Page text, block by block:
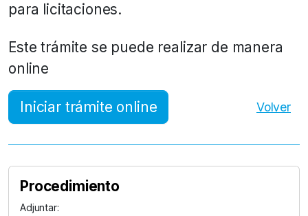
para licitaciones.
Este trámite se puede realizar de manera
online
Iniciar trámite online Volver
Procedimiento
Adjuntar: